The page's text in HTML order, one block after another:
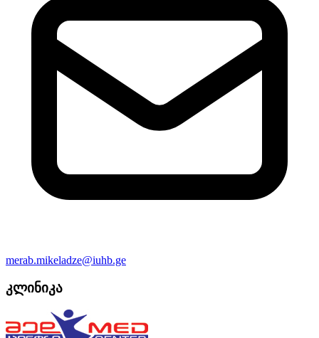
merab.mikeladze@iuhb.ge
კლინიკა